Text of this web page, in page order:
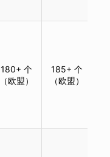
180+ 个
（欧盟）
185+ 个
（欧盟）